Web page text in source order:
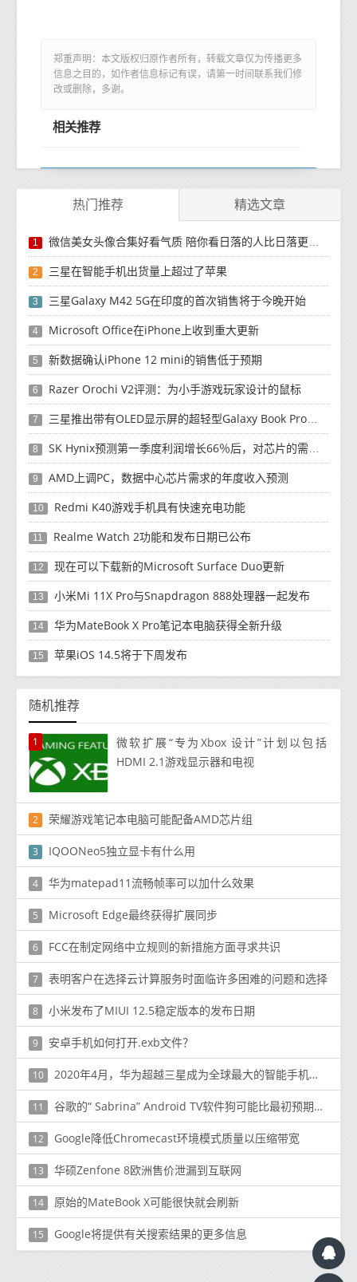
郑重声明：本文版权归原作者所有，转载文章仅为传播更多
信息之目的，如作者信息标记有误，请第一时间联系我们修
改或删除，多谢。
相关推荐
热门推荐 精选文章
1 微信美女头像合集好看气质 陪你看日落的人比日落更浪漫
2 三星在智能手机出货量上超过了苹果
3 三星Galaxy M42 5G在印度的首次销售将于今晚开始
4 Microsoft Office在iPhone上收到重大更新
5 新数据确认iPhone 12 mini的销售低于预期
6 Razer Orochi V2评测：为小手游戏玩家设计的鼠标
7 三星推出带有OLED显示屏的超轻型Galaxy Book Pro和Galaxy Book Pro 360笔记本电脑
8 SK Hynix预测第一季度利润增长66％后，对芯片的需求将增强
9 AMD上调PC，数据中心芯片需求的年度收入预测
10 Redmi K40游戏手机具有快速充电功能
11 Realme Watch 2功能和发布日期已公布
12 现在可以下载新的Microsoft Surface Duo更新
13 小米Mi 11X Pro与Snapdragon 888处理器一起发布
14 华为MateBook X Pro笔记本电脑获得全新升级
15 苹果iOS 14.5将于下周发布
随机推荐
1
微软扩展“专为Xbox 设计”计划以包括
HDMI 2.1游戏显示器和电视
2 荣耀游戏笔记本电脑可能配备AMD芯片组
3 IQOONeo5独立显卡有什么用
4 华为matepad11流畅帧率可以加什么效果
5 Microsoft Edge最终获得扩展同步
6 FCC在制定网络中立规则的新措施方面寻求共识
7 表明客户在选择云计算服务时面临许多困难的问题和选择
8 小米发布了MIUI 12.5稳定版本的发布日期
9 安卓手机如何打开.exb文件？
10 2020年4月，华为超越三星成为全球最大的智能手机制造商
11 谷歌的“ Sabrina” Android TV软件狗可能比最初预期的便宜很多
12 Google降低Chromecast环境模式质量以压缩带宽
13 华硕Zenfone 8欧洲售价泄漏到互联网
14 原始的MateBook X可能很快就会刷新
15 Google将提供有关搜索结果的更多信息